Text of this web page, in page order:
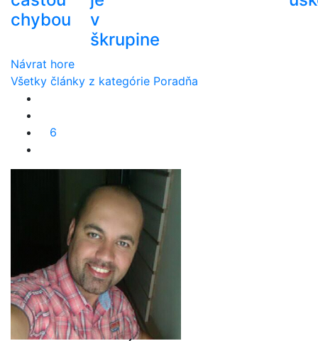
chybou
v
škrupine
Návrat hore
Všetky články z kategórie Poradňa
6